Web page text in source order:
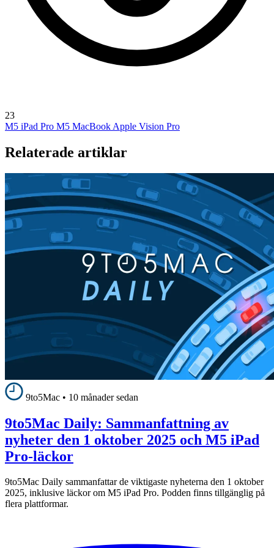
23
M5 iPad Pro M5 MacBook Apple Vision Pro
Relaterade artiklar
9to5Mac • 10 månader sedan
9to5Mac Daily: Sammanfattning av
nyheter den 1 oktober 2025 och M5 iPad
Pro-läckor
9to5Mac Daily sammanfattar de viktigaste nyheterna den 1 oktober
2025, inklusive läckor om M5 iPad Pro. Podden finns tillgänglig på
flera plattformar.